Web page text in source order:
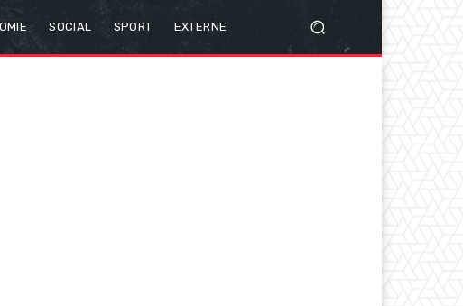
SOCIAL SPORT EXTERNE